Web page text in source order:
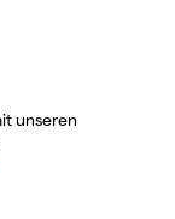
unseren